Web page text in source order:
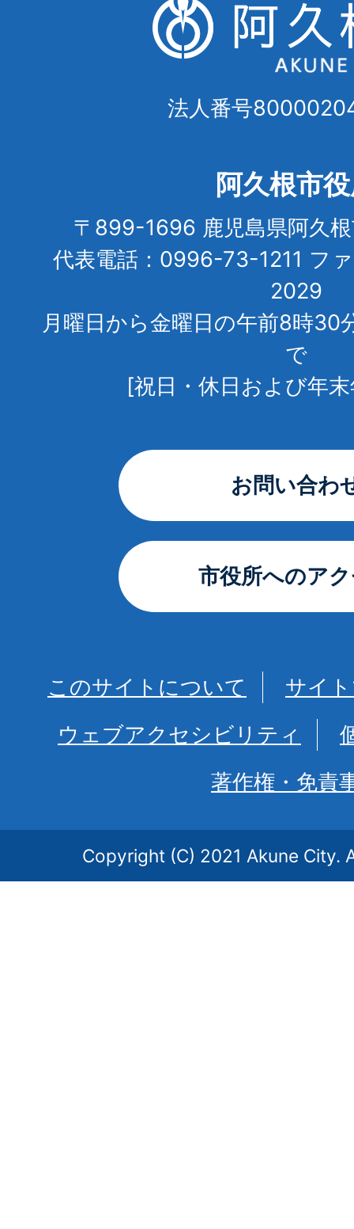
法人番号
阿久根市
〒899-1696 鹿児島県阿久
代表電話：0996-73-1211 フ
2029
月曜日から金曜日の午前8時30
で
[祝日・休日および年
お問い合わ
市役所へのア
このサイトについて
サイ
ウェブアクセシビリティ
著作権・免責
Copyright (C) 2021 Akune City.